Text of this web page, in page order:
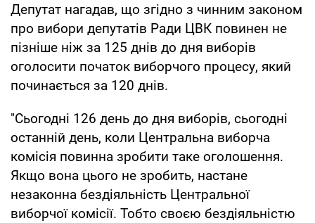
Депутат нагадав, що згідно з чинним законом
про вибори депутатів Ради ЦВК повинен не
пізніше ніж за 125 днів до дня виборів
оголосити початок виборчого процесу, який
починається за 120 днів.
"Сьогодні 126 день до дня виборів, сьогодні
останній день, коли Центральна виборча
комісія повинна зробити таке оголошення.
Якщо вона цього не зробить, настане
незаконна бездіяльність Центральної
виборчої комісії. Тобто своєю бездіяльністю